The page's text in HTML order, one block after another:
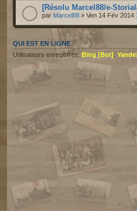
[Résolu Marcel88/e-
par Marcel88 » Ven 14 Fév 2014
QUI EST EN LIGNE
Utilisateurs enregistrés:Bing [Bot]